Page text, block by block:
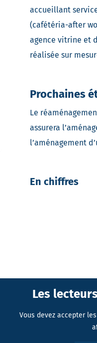
accueillant
(cafétéria-after
agence vitrine et
réalisée sur
Prochaines
Le
assurera
l’aménagement
En chiffres
Les
Vous devez accepter